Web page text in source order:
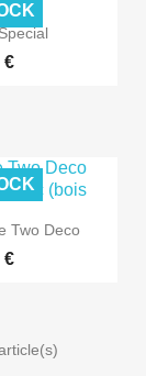
€
Two Deco
€